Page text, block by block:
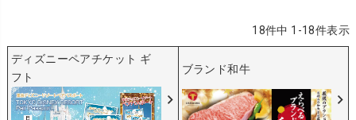
18件中 1 -18件表示
ディズニーペアチケット ギ
フト
ブランド和牛